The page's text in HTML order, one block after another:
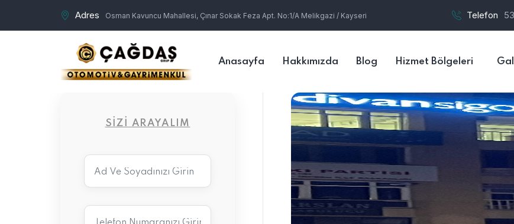
Adres Osman Kavuncu Mahallesi, Çınar Sokak Feza Apt. No:1/A Melikgazi / Kayseri Telefon
Anasayfa Hakkımızda Blog Hizmet Bölgeleri
SIZI ARAYALIM